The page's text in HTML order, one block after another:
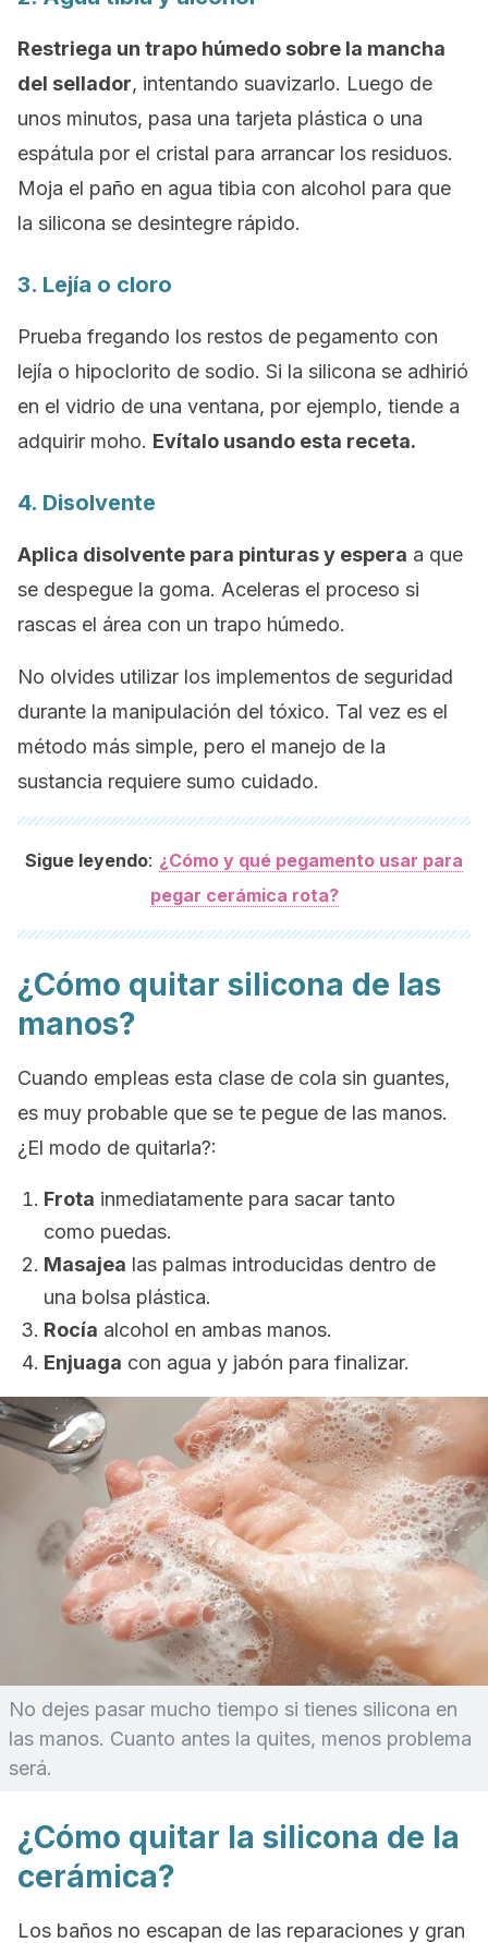
Restriega un trapo húmedo sobre la mancha
del sellador, intentando suavizarlo. Luego de
unos minutos, pasa una tarjeta plástica o una
espátula por el cristal para arrancar los residuos.
Moja el paño en agua tibia con alcohol para que
la silicona se desintegre rápido.
3. Lejía o cloro
Prueba fregando los restos de pegamento con
lejía o hipoclorito de sodio. Si la silicona se adhirió
en el vidrio de una ventana, por ejemplo, tiende a
adquirir moho. Evítalo usando esta receta.
4. Disolvente
Aplica disolvente para pinturas y espera a que
se despegue la goma. Aceleras el proceso si
rascas el área con un trapo húmedo.
No olvides utilizar los implementos de seguridad
durante la manipulación del tóxico. Tal vez es el
método más simple, pero el manejo de la
sustancia requiere sumo cuidado.
Sigue leyendo: ¿Cómo y qué pegamento usar para
pegar cerámica rota?
¿Cómo quitar silicona de las
manos?
Cuando empleas esta clase de cola sin guantes,
es muy probable que se te pegue de las manos.
¿El modo de quitarla?:
Frota inmediatamente para sacar tanto
como puedas.
Masajea las palmas introducidas dentro de
una bolsa plástica.
Rocía alcohol en ambas manos.
Enjuaga con agua y jabón para finalizar.
No dejes pasar mucho tiempo si tienes silicona en
las manos. Cuanto antes la quites, menos problema
será.
¿Cómo quitar la silicona de la
cerámica?
Los baños no escapan de las reparaciones y gran